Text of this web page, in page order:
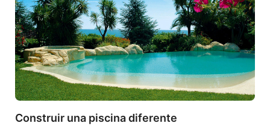
Construir una piscina diferente